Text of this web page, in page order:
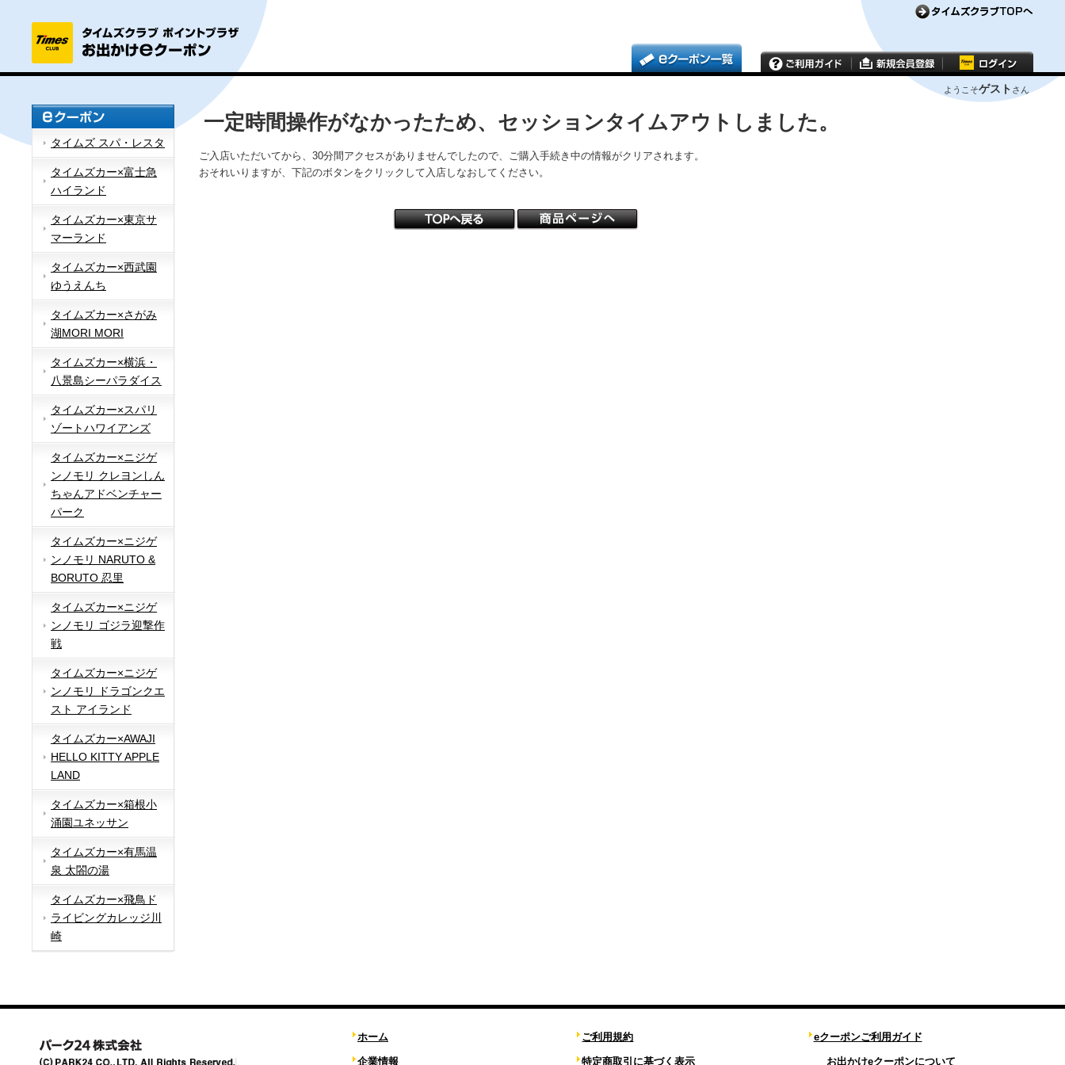
ようこそゲスト さん
タイムズ スパ・レスタ
タイムズカー×富士急
ハイランド
タイムズカー×東京サ
マーランド
タイムズカー×西武園
ゆうえんち
タイムズカー×さがみ
湖MORI MORI
タイムズカー×横浜・
八景島シーパラダイス
タイムズカー×スパリ
ゾートハワイアンズ
タイムズカー×ニジゲ
ンノモリ クレヨンしん
ちゃんアドベンチャー
パーク
タイムズカー×ニジゲ
ンノモリ NARUTO &
BORUTO 忍里
タイムズカー×ニジゲ
ンノモリ ゴジラ迎撃作
戦
タイムズカー×ニジゲ
ンノモリ ドラゴンクエ
スト アイランド
タイムズカー×AWAJI
HELLO KITTY APPLE
LAND
タイムズカー×箱根小
涌園ユネッサン
タイムズカー×有馬温
泉 太閤の湯
タイムズカー×飛鳥ド
ライビングカレッジ川
崎
一定時間操作がなかったため、セッションタイムアウトしました。
ご入店いただいてから、30分間アクセスがありませんでしたので、ご購入手続き中の情報がクリアされます。
おそれいりますが、下記のボタンをクリックして入店しなおしてください。
ホーム
企業情報
ご利用規約
特定商取引に基づく表示
eクーポンご利用ガイド
お出かけeクーポンについて